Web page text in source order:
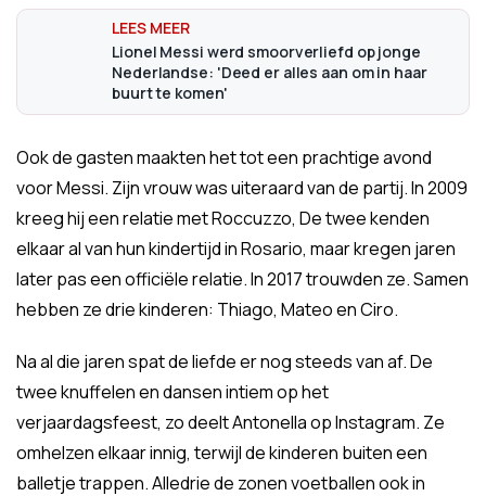
Lionel Messi werd smoorverliefd op jonge
Nederlandse: 'Deed er alles aan om in haar
buurt te komen'
Ook de gasten maakten het tot een prachtige avond
voor Messi. Zijn vrouw was uiteraard van de partij. In 2009
kreeg hij een relatie met Roccuzzo, De twee kenden
elkaar al van hun kindertijd in Rosario, maar kregen jaren
later pas een officiële relatie. In 2017 trouwden ze. Samen
hebben ze drie kinderen: Thiago, Mateo en Ciro.
Na al die jaren spat de liefde er nog steeds van af. De
twee knuffelen en dansen intiem op het
verjaardagsfeest, zo deelt Antonella op Instagram. Ze
omhelzen elkaar innig, terwijl de kinderen buiten een
balletje trappen. Alledrie de zonen voetballen ook in